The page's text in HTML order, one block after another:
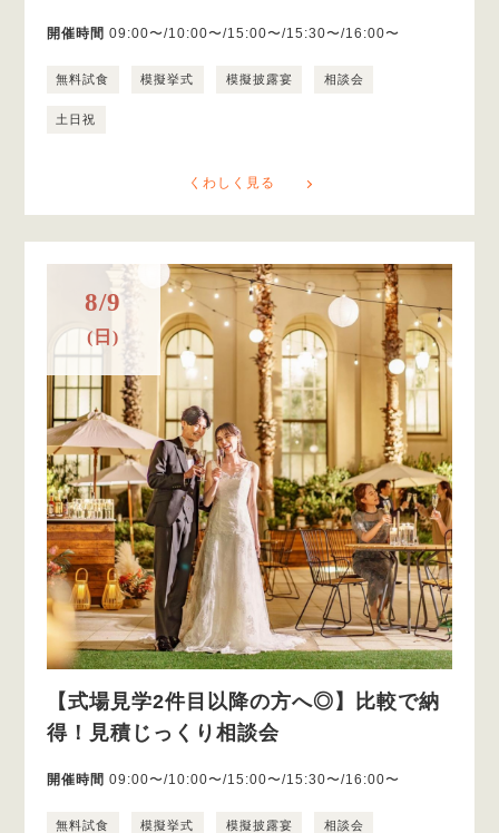
開催時間 09:00〜/10:00〜/15:00〜/15:30〜/16:00〜
無料試食 模擬挙式 模擬披露宴 相談会
土日祝
くわしく見る
8/9
(日)
【式場見学2件目以降の方へ◎】比較で納
得！見積じっくり相談会
開催時間 09:00〜/10:00〜/15:00〜/15:30〜/16:00〜
無料試食 模擬挙式 模擬披露宴 相談会